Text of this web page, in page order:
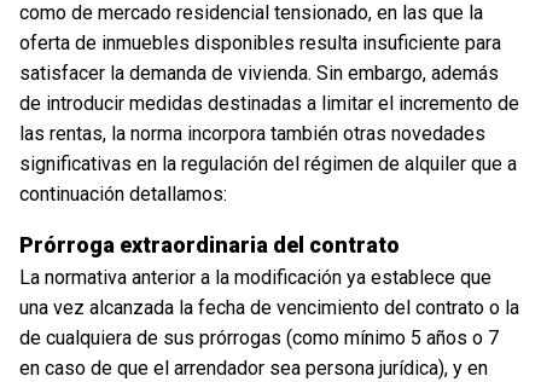
como de mercado residencial tensionado, en las que la
oferta de inmuebles disponibles resulta insuficiente para
satisfacer la demanda de vivienda. Sin embargo, además
de introducir medidas destinadas a limitar el incremento de
las rentas, la norma incorpora también otras novedades
significativas en la regulación del régimen de alquiler que a
continuación detallamos:
Prórroga extraordinaria del contrato
La normativa anterior a la modificación ya establece que
una vez alcanzada la fecha de vencimiento del contrato o la
de cualquiera de sus prórrogas (como mínimo 5 años o 7
en caso de que el arrendador sea persona jurídica), y en